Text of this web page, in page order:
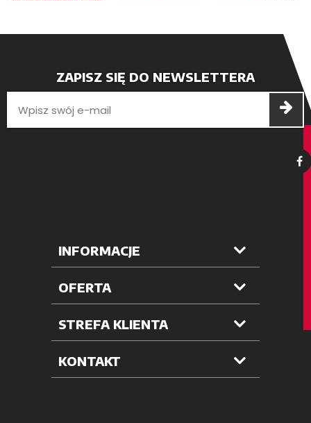
ZAPISZ SIĘ DO NEWSLETTERA
INFORMACJE
OFERTA
STREFA KLIENTA
KONTAKT